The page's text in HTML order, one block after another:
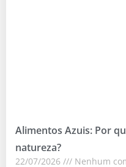
Alimentos Azuis: Por
natureza?
22/07/2026 Nenhum